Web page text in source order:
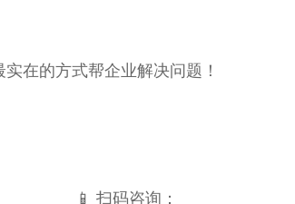
在的方式帮企业解决问题！
📱 扫码咨询：